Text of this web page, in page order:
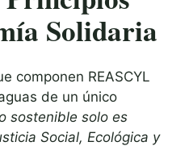
Solidaria
componen REASCYL
de un único
sostenible solo es
Social, Ecológica y